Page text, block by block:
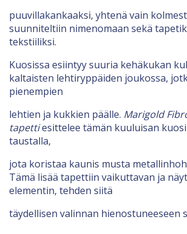
puuvillakankaaksi, yhtenä vain
suunniteltiin nimenomaan sekä
tekstiiliksi.
Kuosissa esiintyy suuria kehäkukan
kaltaisten lehtiryppäiden joukossa,
pienempien
lehtien ja kukkien päälle. Marigold
tapettiesittelee tämän kuuluisan
taustalla,
jota koristaa kaunis musta
Tämä lisää tapettiin vaikuttavan ja
elementin, tehden siitä
täydellisen valinnan hienostuneeseen